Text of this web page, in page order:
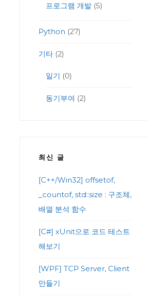
프로그램 개발(5)
Python (27)
기타(2)
일기 (0)
동기부여 (2)
최신 글
[C++/Win32] offsetof,
_countof, std::size : 구조체,
배열 분석 함수
[C#] xUnit으로 코드 테스트
해보기
[WPF] TCP Server, Client
만들기